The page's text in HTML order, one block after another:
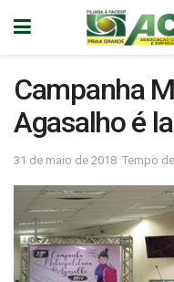
Campanha
Agasalho é
31 de maio de 2018 Tempo